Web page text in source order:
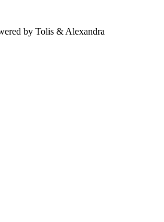
by Tolis & Alexandra